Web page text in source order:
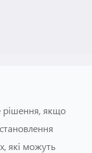
рішення, якщо
які можуть